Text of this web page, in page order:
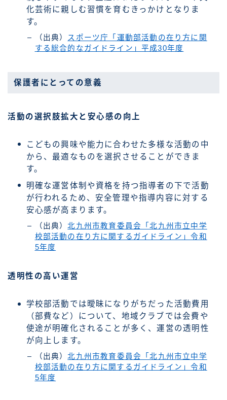
化芸術に親しむ習慣を育むきっかけとなりま
す。
（出典）
スポーツ庁「運動部活動の在り方に関
する総合的なガイドライン」平成30年度
保護者にとっての意義
活動の選択肢拡大と安心感の向上
こどもの興味や能力に合わせた多様な活動の中
から、最適なものを選択させることができま
す。
明確な運営体制や資格を持つ指導者の下で活動
が行われるため、安全管理や指導内容に対する
安心感が高まります。
（出典）北九州市教育委員会「北九州市立中学
校部活動の在り方に関するガイドライン」令和
5年度
透明性の高い運営
学校部活動では曖昧になりがちだった活動費用
（部費など）について、地域クラブでは会費や
使途が明確化されることが多く、運営の透明性
が向上します。
（出典）北九州市教育委員会「北九州市立中学
校部活動の在り方に関するガイドライン」令和
5年度